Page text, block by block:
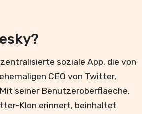
soziale App, die von
CEO von Twitter,
seiner Benutzeroberflaeche,
Klon erinnert, beinhaltet